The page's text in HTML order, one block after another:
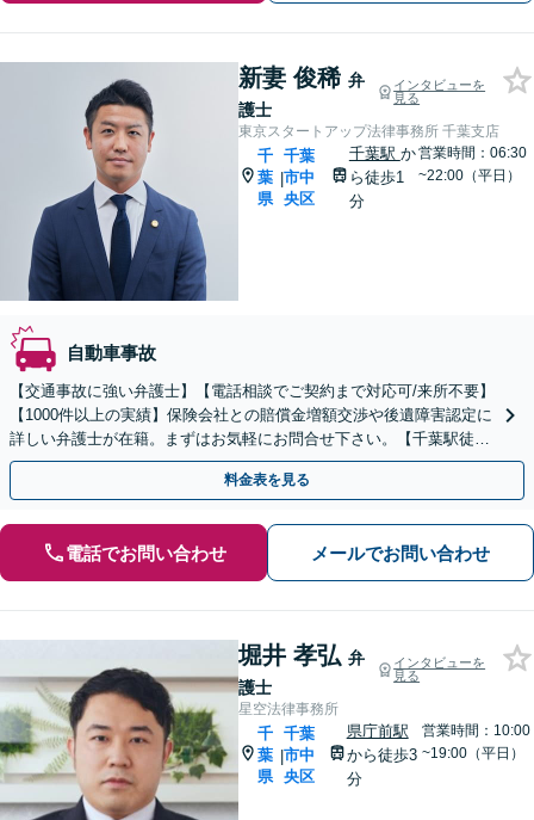
新妻 俊稀 弁
護士
インタビューを
見る
東京スタートアップ法律事務所 千葉支店
千
葉
県
|
千葉
市中
央区
千葉駅 か
ら徒歩1
分
営業時間：06:30
~22:00（平日）
自動車事故
【交通事故に強い弁護士】【電話相談でご契約まで対応可/来所不要】
【1000件以上の実績】保険会社との賠償金増額交渉や後遺障害認定に
詳しい弁護士が在籍。まずはお気軽にお問合せ下さい。【千葉駅徒歩
1分】
料金表を見る
電話でお問い合わせ メールでお問い合わせ
堀井 孝弘 弁
護士
インタビューを
見る
星空法律事務所
千
葉
県
|
千葉
市中
央区
県庁前駅
から徒歩3
分
営業時間：10:00
~19:00（平日）